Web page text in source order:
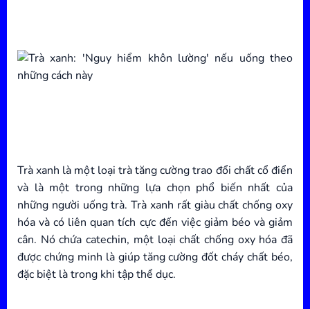
Trà xanh là một loại trà tăng cường trao đổi chất cổ điển
và là một trong những lựa chọn phổ biến nhất của
những người uống trà. Trà xanh rất giàu chất chống oxy
hóa và có liên quan tích cực đến việc giảm béo và giảm
cân. Nó chứa catechin, một loại chất chống oxy hóa đã
được chứng minh là giúp tăng cường đốt cháy chất béo,
đặc biệt là trong khi tập thể dục.